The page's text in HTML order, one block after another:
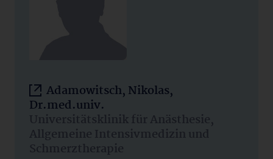
Adamowitsch, Nikolas,
Dr.med.univ.
Universitätsklinik für Anästhesie,
Allgemeine Intensivmedizin und
Schmerztherapie